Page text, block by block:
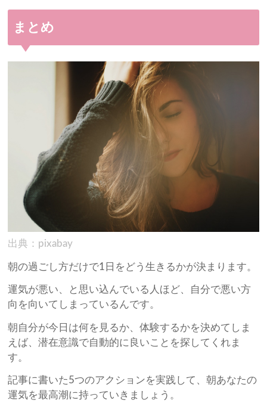
まとめ
出典：pixabay
朝の過ごし方だけで1日をどう生きるかが決まります。
運気が悪い、と思い込んでいる人ほど、自分で悪い方
向を向いてしまっているんです。
朝自分が今日は何を見るか、体験するかを決めてしま
えば、潜在意識で自動的に良いことを探してくれま
す。
記事に書いた5つのアクションを実践して、朝あなたの
運気を最高潮に持っていきましょう。